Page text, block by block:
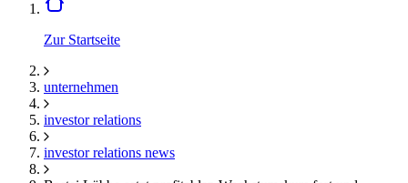
Zur Startseite
unternehmen
investor relations
investor relations news